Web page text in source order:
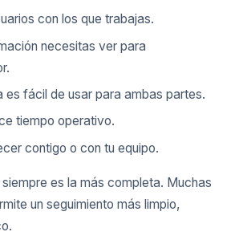
con los que trabajas.
necesitas ver para
es fácil de usar para ambas partes.
tiempo operativo.
contigo o con tu equipo.
es la más completa. Muchas
un seguimiento más limpio,